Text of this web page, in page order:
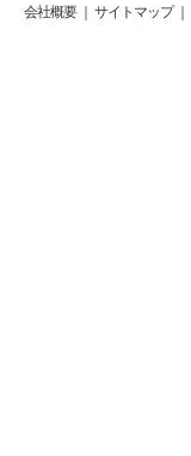
会社概要｜ サイトマップ｜